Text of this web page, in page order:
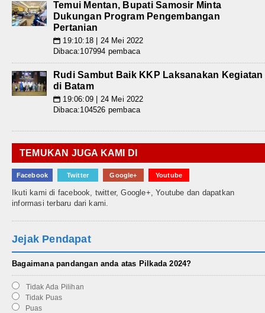
Temui Mentan, Bupati Samosir Minta
Dukungan Program Pengembangan
Pertanian
📅 19:10:18 | 24 Mei 2022
Dibaca:107994 pembaca
Rudi Sambut Baik KKP Laksanakan Kegiatan
di Batam
📅 19:06:09 | 24 Mei 2022
Dibaca:104526 pembaca
TEMUKAN JUGA KAMI DI
Facebook Twitter Google+ Youtube
Ikuti kami di facebook, twitter, Google+, Youtube dan dapatkan
informasi terbaru dari kami.
Jejak Pendapat
Bagaimana pandangan anda atas Pilkada 2024?
Tidak Ada Pilihan
Tidak Puas
Puas